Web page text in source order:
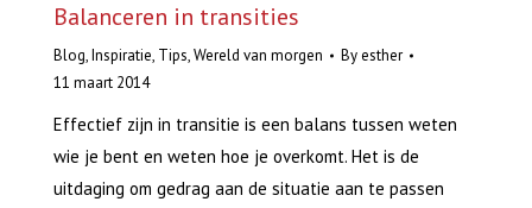
Balanceren in transities
Blog,Inspiratie, Tips,Wereld van morgen Byesther
11 maart 2014
Effectief zijn in transitie is een balans tussen weten
wie je bent en weten hoe je overkomt. Het is de
uitdaging om gedrag aan de situatie aan te passen